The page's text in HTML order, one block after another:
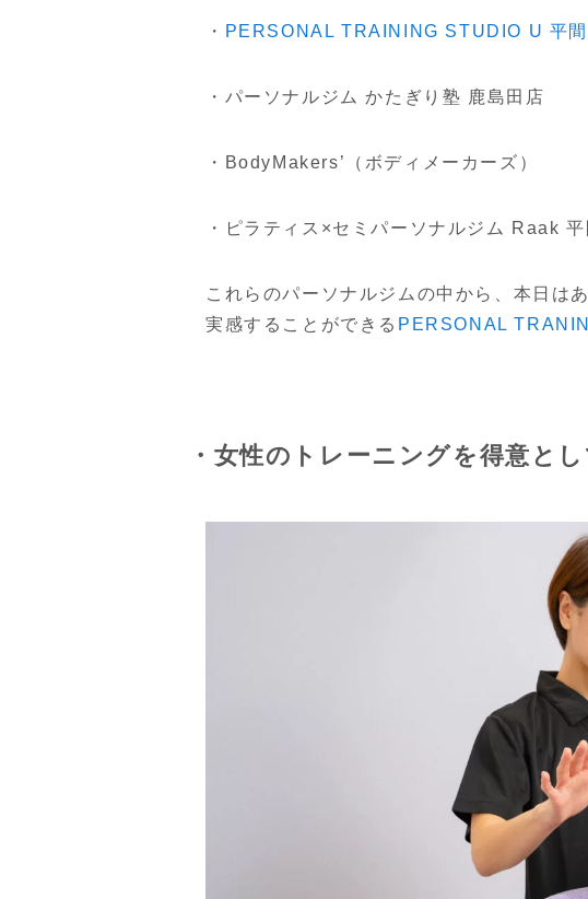
・ PERSONAL TRAINING STUDIO U 平
・パーソナルジム かたぎり塾 鹿島田店
・BodyMakers’（ボディメーカーズ）
・ピラティス×セミパーソナルジム Raak 平
これらのパーソナルジムの中から、本日は
実感することができる PERSONAL
・女性のトレーニングを得意と